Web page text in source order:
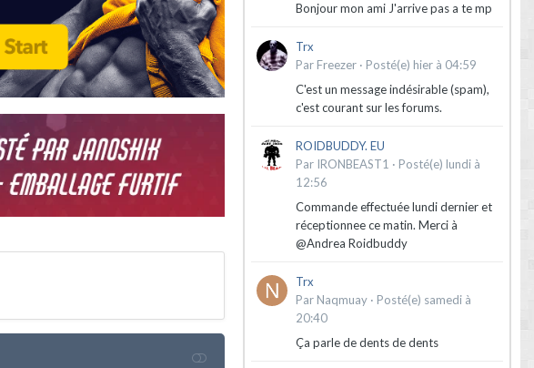
Bonjour mon ami J'arrive pas a te mp
Trx
Par Freezer · Posté(e) hier à 04:59
C'est un message indésirable (spam),
c'est courant sur les forums.
ROIDBUDDY. EU
Par IRONBEAST1 · Posté(e) lundi à
12:56
Commande effectuée lundi dernier et
réceptionnee ce matin. Merci à
@Andrea Roidbuddy
Trx
Par Naqmuay · Posté(e) samedi à
20:40
Ça parle de dents de dents